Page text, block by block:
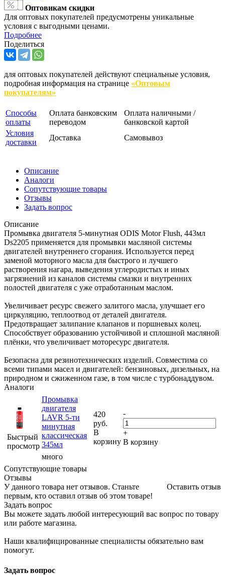
Оптовикам скидки
Для оптовых покупателей предусмотрены уникальные
условия с выгодными ценами.
Подробнее
Поделиться
для оптовых покупателей действуют специальные условия,
подробная информация на странице «Оптовым
покупателям»
Способы
оплаты
Оплата банковским
переводом
Оплата наличными /
банковской картой
Условия
доставки
Доставка Самовывоз
Описание
Аналоги
Сопутствующие товары
Отзывы
Задать вопрос
Описание
Промывка двигателя 5-минутная ODIS Motor Flush, 443мл
Ds2205 применяется для промывки масляной системы
двигателей внутреннего сгорания. Используется перед
заменой моторного масла для быстрого и лучшего
растворения нагара, выведения углеродистых и иных
загрязнений из каналов системы смазки и внутренних
полостей двигателя с уже отработанным маслом.
Увеличивает ресурс свежего залитого масла, улучшает его
циркуляцию, теплоотвод от деталей двигателя.
Предотвращает залипание клапанов и поршневых колец.
Способствует образованию устойчивой и сплошной масляной
плёнки, что увеличивает моторесурс двигателя.
Безопасна для резинотехнических изделий. Совместима со
всеми типами масел и двигателей: бензиновых, дизельных, на
природном и сжиженном газе, в том числе с турбонаддувом.
Аналоги
Быстрый
просмотр
Промывка
двигателя
LAVR 5-ти
минутная
классическая
345мл
много
420
руб.
В
корзину
-
+
В корзину
Сопутствующие товары
Отзывы
Оставить отзыв
У данного товара нет отзывов. Станьте
первым, кто оставил отзыв об этом товаре!
Задать вопрос
Вы можете задать любой интересующий вас вопрос по товару
или работе магазина.
Наши квалифицированные специалисты обязательно вам
помогут.
Задать вопрос